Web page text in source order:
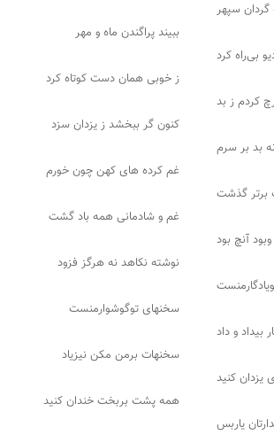
سپهر
ببیند پراگندن ماه و مهر
بی‌راه کرد
ز خوبی همان دست کوتاه کرد
کردم ز بد
کنون گر ببخشد ز یزدان سزد
بد بر سرم
غم کرده های کهن چون خورم
برتر گذشت
غم و شادمانی همه باد گشت
آنچ بود
نوشته نکاهد نه هرگز فزود
سخنهای توگوشوارمنست
بیداد و داد
سخنهات برمن مکن نیزیاد
یزدان کنید
همه پشت بربخت خندان کنید
یاربس